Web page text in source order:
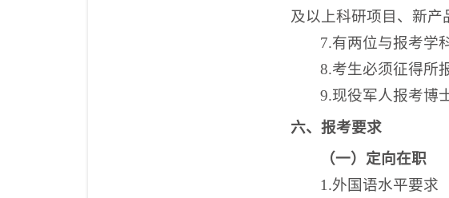
及以上科研项目、新
7.有两位与报考学
8.考生必须征得所
9.现役军人报考博
六、报考要求
（一）定向在职
1.外国语水平要求